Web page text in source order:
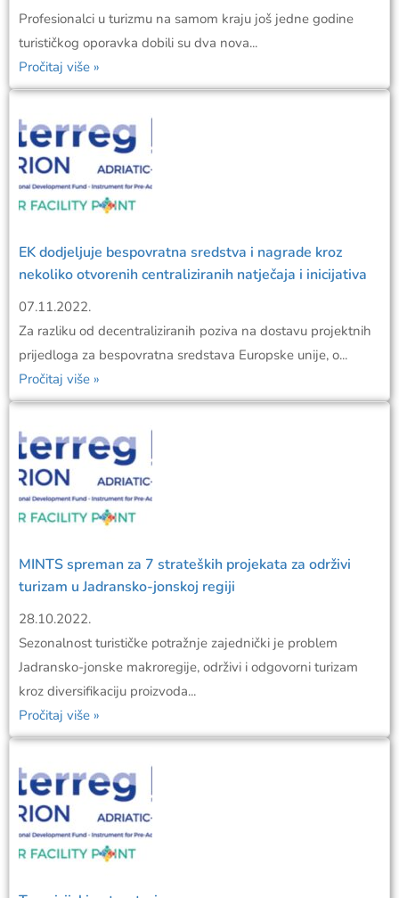
Profesionalci u turizmu na samom kraju još jedne godine
turističkog oporavka dobili su dva nova...
Pročitaj više »
EK dodjeljuje bespovratna sredstva i nagrade kroz
nekoliko otvorenih centraliziranih natječaja i inicijativa
07.11.2022.
Za razliku od decentraliziranih poziva na dostavu projektnih
prijedloga za bespovratna sredstava Europske unije, o...
Pročitaj više »
MINTS spreman za 7 strateških projekata za održivi
turizam u Jadransko-jonskoj regiji
28.10.2022.
Sezonalnost turističke potražnje zajednički je problem
Jadransko-jonske makroregije, održivi i odgovorni turizam
kroz diversifikaciju proizvoda...
Pročitaj više »